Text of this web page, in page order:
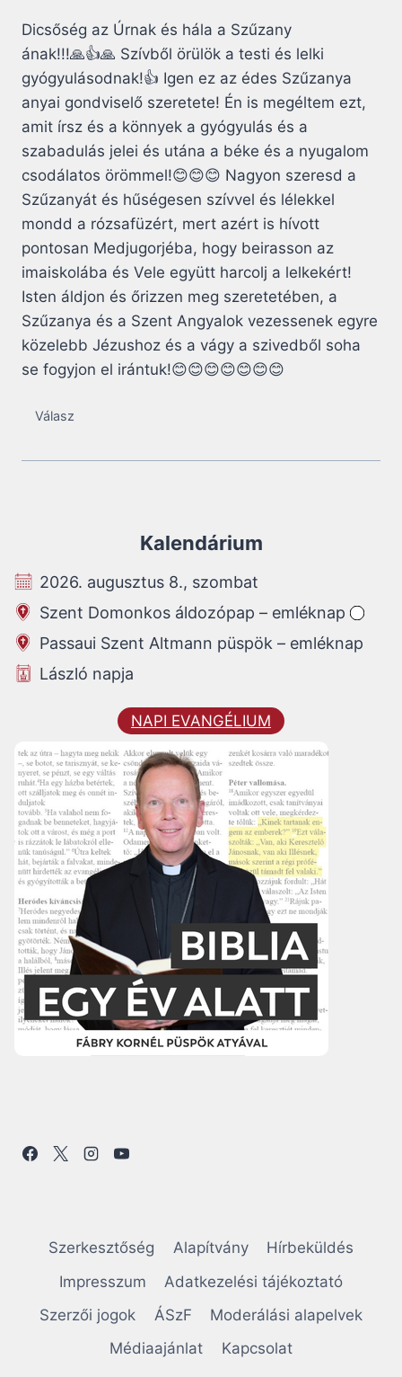
Dicsőség az Úrnak és hála a Szűzany
ának!!!🙏👍🙏 Szívből örülök a testi és lelki
gyógyulásodnak!👍 Igen ez az édes Szűzanya
anyai gondviselő szeretete! Én is megéltem ezt,
amit írsz és a könnyek a gyógyulás és a
szabadulás jelei és utána a béke és a nyugalom
csodálatos örömmel!😊😊😊 Nagyon szeresd a
Szűzanyát és hűségesen szívvel és lélekkel
mondd a rózsafüzért, mert azért is hívott
pontosan Medjugorjéba, hogy beirasson az
imaiskolába és Vele együtt harcolj a lelkekért!
Isten áldjon és őrizzen meg szeretetében, a
Szűzanya és a Szent Angyalok vezessenek egyre
közelebb Jézushoz és a vágy a szivedből soha
se fogyjon el irántuk!😊😊😊😊😊😊😊
Válasz
Kalendárium
2026. augusztus 8., szombat
Szent Domonkos áldozópap – emléknap
Passaui Szent Altmann püspök – emléknap
László napja
NAPI EVANGÉLIUM
Szerkesztőség Alapítvány
Hírbeküldés
Impresszum
Adatkezelési tájékoztató
Szerzői jogok
ÁSzF
Moderálási alapelvek
Médiaajánlat
Kapcsolat